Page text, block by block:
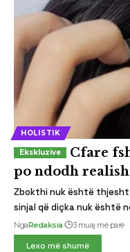
HOLISTIK
Cfare
po ndodh
Zbokthi nuk është
sinjal që diçka nuk është
NgaRedaksia 3 muaj më parë
Lexo më shumë